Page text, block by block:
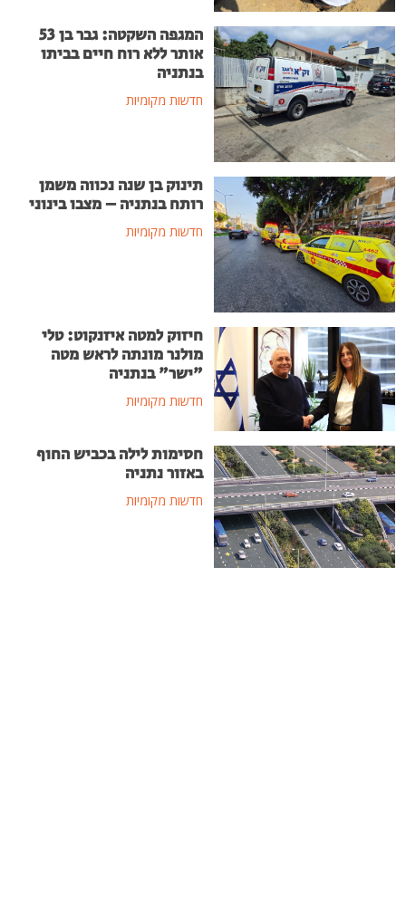
המגפה השקטה: גבר בן 53
אותר ללא רוח חיים בביתו
בנתניה
חדשות מקומיות
תינוק בן שנה נכווה משמן
רותח בנתניה – מצבו בינוני
חדשות מקומיות
חיזוק למטה איזנקוט: טלי
מולנר מונתה לראש מטה
"ישר" בנתניה
חדשות מקומיות
חסימות לילה בכביש החוף
באזור נתניה
חדשות מקומיות